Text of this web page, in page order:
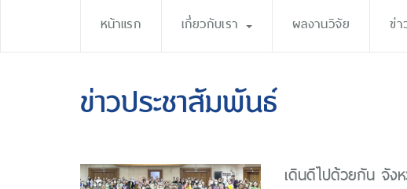
หน้าแรก เกี่ยวกับเรา ผลงานวิจัย ข่
ข่าวประชาสัมพันธ์
เดินดีไปด้วยกัน จั